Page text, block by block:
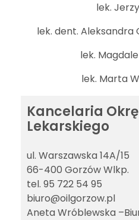
lek.
lek. dent.
lek.
lek. Marta
Kancelaria
Lekarskiego
ul. Warszawska 14A/15
66-400 Gorzów Wlkp.
tel. 95 722 54 95
biuro@oilgorzow.pl
Aneta Wróblewska